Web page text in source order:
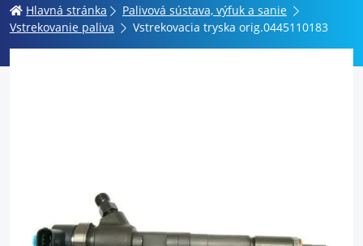
Hlavná stránka
Palivová sústava, výfuk a sanie
Vstrekovanie paliva
Vstrekovacia tryska orig.0445110183